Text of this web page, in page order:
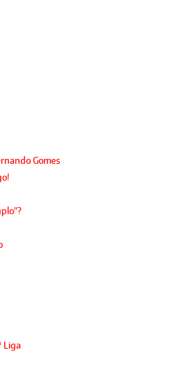
Gomes
Liga